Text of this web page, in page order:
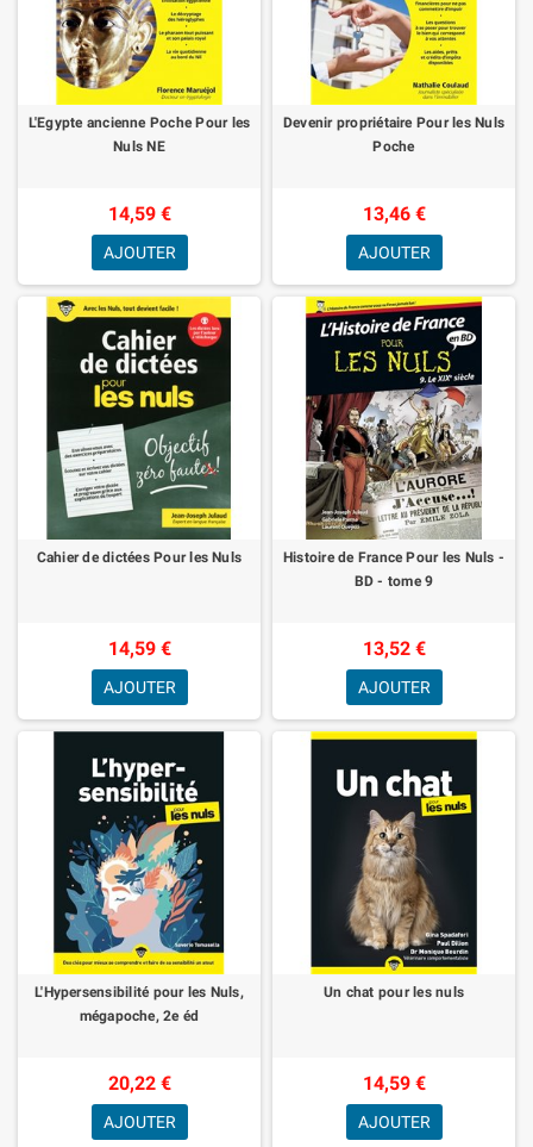
L'Egypte ancienne Poche Pour les
Nuls NE
14,59 €
AJOUTER
Devenir propriétaire Pour les Nuls
Poche
13,46 €
AJOUTER
Cahier de dictées Pour les Nuls
14,59 €
AJOUTER
Histoire de France Pour les Nuls -
BD - tome 9
13,52 €
AJOUTER
L'Hypersensibilité pour les Nuls,
mégapoche, 2e éd
20,22 €
AJOUTER
Un chat pour les nuls
14,59 €
AJOUTER